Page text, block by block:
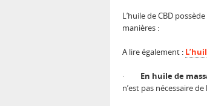
L’huile de CBD
manières :
A lire également :
· En huile de
n’est pas nécessaire